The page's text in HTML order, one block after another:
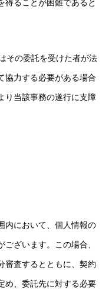
得ることが困難であると
その委託を受けた者が法
協力する必要がある場合
り当該事務の遂行に支障
内において、個人情報の
ざいます。この場合、
審査するとともに、契約
め、委託先に対する必要